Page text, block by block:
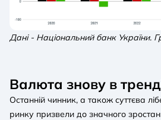
Дані - Національний банк України.
Валюта знову в
Останній чинник, а також суттєва
ринку призвели до значного